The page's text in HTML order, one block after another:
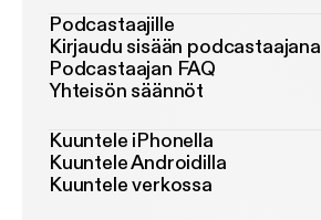
Podcastaajille
Kirjaudu sisään podcastaajana
Podcastaajan FAQ
Yhteisön säännöt
Kuuntele iPhonella
Kuuntele Androidilla
Kuuntele verkossa